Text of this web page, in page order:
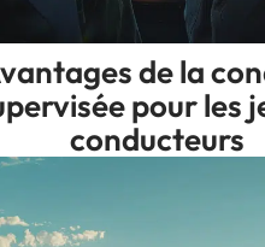
de la
pour les
conducteurs